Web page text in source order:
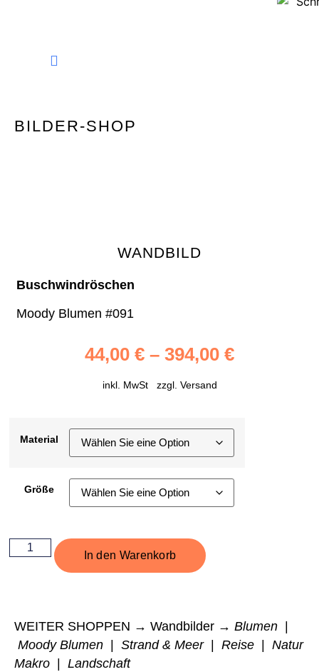
BILDER-SHOP
WANDBILD
Buschwindröschen
Moody Blumen #091
44,00 € – 394,00 €
inkl. MwSt zzgl. Versand
Material
Größe
In den Warenkorb
WEITER SHOPPEN → Wandbilder → Blumen
Moody Blumen
Strand & Meer| Reise
Natur
Makro
Landschaft